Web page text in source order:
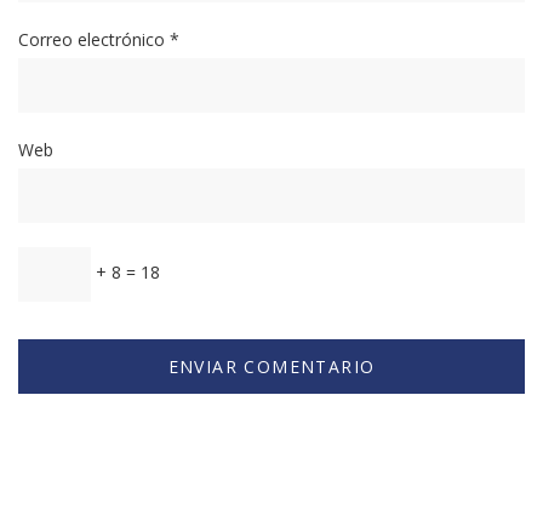
Correo electrónico *
Web
+ 8 = 18